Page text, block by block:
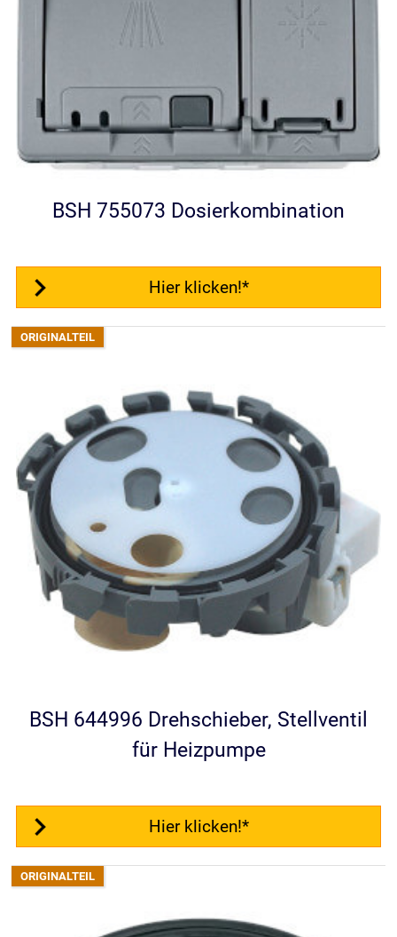
BSH 755073 Dosierkombination
Hier klicken!*
BSH 644996 Drehschieber, Stellventil
für Heizpumpe
Hier klicken!*